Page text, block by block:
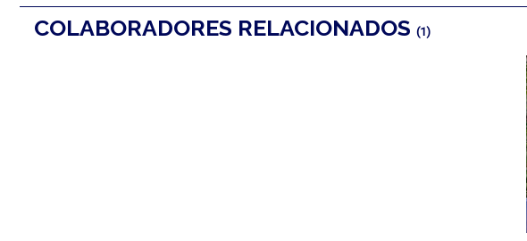
COLABORADORES RELACIONADOS (1)